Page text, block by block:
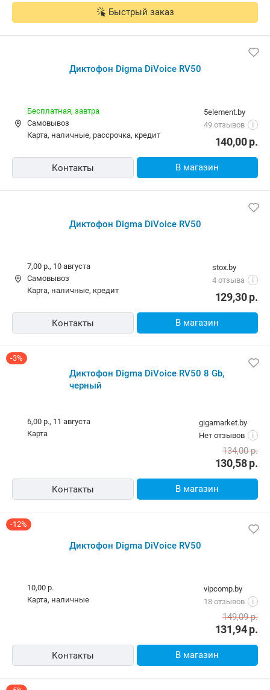
Быстрый заказ
Диктофон Digma DiVoice RV50
5element.by
49 отзывов
i
Бесплатная, завтра
Самовывоз
карта, наличные, рассрочка, кредит
140,00р.
Контакты В магазин
Диктофон Digma DiVoice RV50
stox.by
4 отзыва
i
7,00 р., 10 августа
Самовывоз
карта, наличные, кредит
129,30р.
Контакты В магазин
-3%
Диктофон Digma DiVoice RV50 8 Gb,
черный
gigamarket.by
Нет отзывов
i
6,00 р., 11 августа
карта
130,58р.
134,00р.
Контакты В магазин
-12%
Диктофон Digma DiVoice RV50
vipcomp.by
18 отзывов
i
10,00 р.
карта, наличные
131,94р.
149,09р.
Контакты В магазин